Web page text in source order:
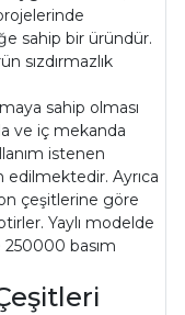
sahip bir üründür.
sızdırmazlık
sahip olması
ve iç mekanda
istenen
Ayrıca
çeşitlerine göre
Yaylı modelde
basım